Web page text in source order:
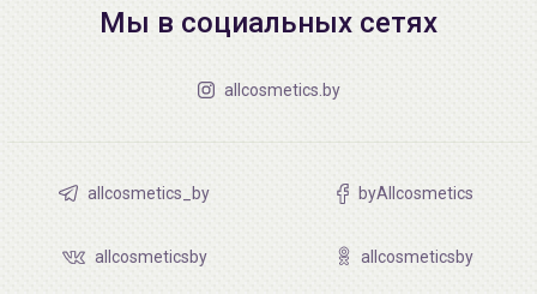
Мы в социальных сетях
allcosmetics.by
allcosmetics_by byAllcosmetics
allcosmeticsby allcosmeticsby